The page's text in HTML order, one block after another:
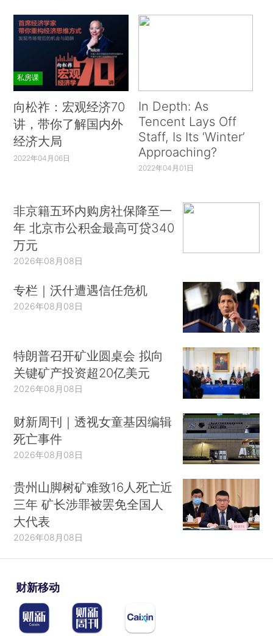
私房课
向松祚：宏观经济70
讲，带你了解国内外
经济大局
2022年04月06日
In Depth: As
Tencent Lays Off
Staff, Is Its ‘Winter’
Approaching?
2022年04月01日
非京籍五环内购房社保降至一
年 北京市公积金最高可贷340
万元
2026年08月08日
专栏｜沃什遭遇信任危机
2026年08月08日
特朗普召开矿业圆桌会 拟向
关键矿产投资超20亿美元
2026年08月08日
财新周刊｜透视女童基因编辑
死亡事件
2026年08月08日
贵州山脚树矿难致16人死亡近
三年 矿长涉罪被罢免全国人
大代表
2026年08月08日
财新移动